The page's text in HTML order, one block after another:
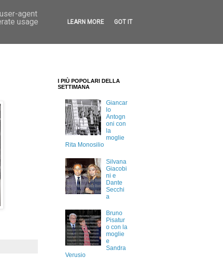
I PIÙ POPOLARI DELLA
SETTIMANA
Giancar
lo
Antogn
oni con
la
moglie
Rita Monosilio
Silvana
Giacobi
ni e
Dante
Secchi
a
Bruno
Pisatur
o con la
moglie
e
Sandra
Verusio
agent
usage
LEARN MORE GOT IT